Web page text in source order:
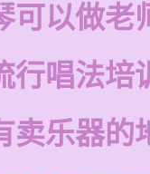
可以做老
行唱法培
卖乐器的